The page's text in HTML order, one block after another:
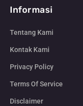
Informasi
Tentang Kami
Kontak Kami
Privacy Policy
Terms Of Service
Disclaimer